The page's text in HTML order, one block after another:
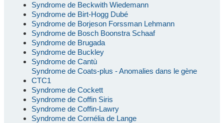
Syndrome de Beckwith Wiedemann
Syndrome de Birt-Hogg Dubé
Syndrome de Borjeson Forssman Lehmann
Syndrome de Bosch Boonstra Schaaf
Syndrome de Brugada
Syndrome de Buckley
Syndrome de Cantù
Syndrome de Coats-plus - Anomalies dans le gène
CTC1
Syndrome de Cockett
Syndrome de Coffin Siris
Syndrome de Coffin-Lawry
Syndrome de Cornélia de Lange